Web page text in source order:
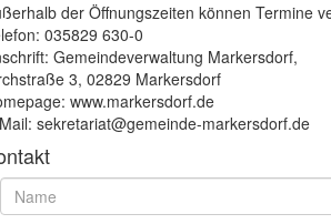
der Öffnungszeiten können Termine
035829 630-0
Gemeindeverwaltung Markersdorf,
3, 02829 Markersdorf
www.markersdorf.de
sekretariat@gemeinde-markersdorf.de